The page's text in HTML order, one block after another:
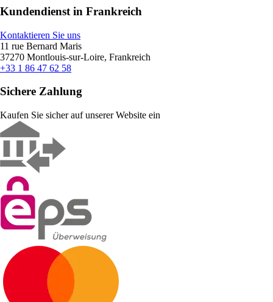
Kundendienst in Frankreich
Kontaktieren Sie uns
11 rue Bernard Maris
37270 Montlouis-sur-Loire, Frankreich
+33 1 86 47 62 58
Sichere Zahlung
Kaufen Sie sicher auf unserer Website ein